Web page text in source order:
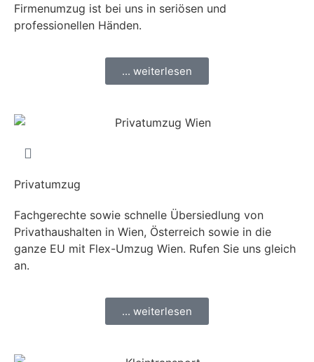
Firmenumzug ist bei uns in seriösen und
professionellen Händen.
... weiterlesen
Privatumzug
Fachgerechte sowie schnelle Übersiedlung von
Privathaushalten in Wien, Österreich sowie in die
ganze EU mit Flex-Umzug Wien. Rufen Sie uns gleich
an.
... weiterlesen